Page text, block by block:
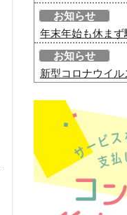
お知らせ
年末年始も休まず
お知らせ
新型コロナウイ